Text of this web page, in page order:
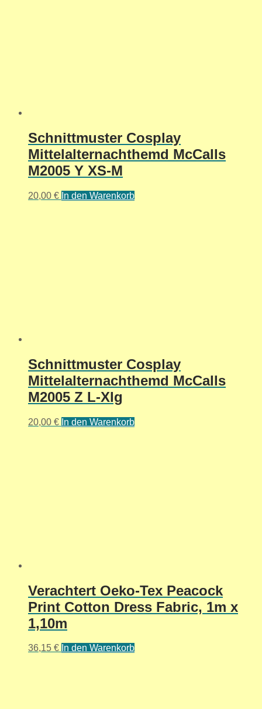
Schnittmuster Cosplay
Mittelalternachthemd McCalls
M2005 Y XS-M
20,00 € In den Warenkorb
Schnittmuster Cosplay
Mittelalternachthemd McCalls
M2005 Z L-Xlg
20,00 € In den Warenkorb
Verachtert Oeko-Tex Peacock
Print Cotton Dress Fabric, 1m x
1,10m
36,15 € In den Warenkorb